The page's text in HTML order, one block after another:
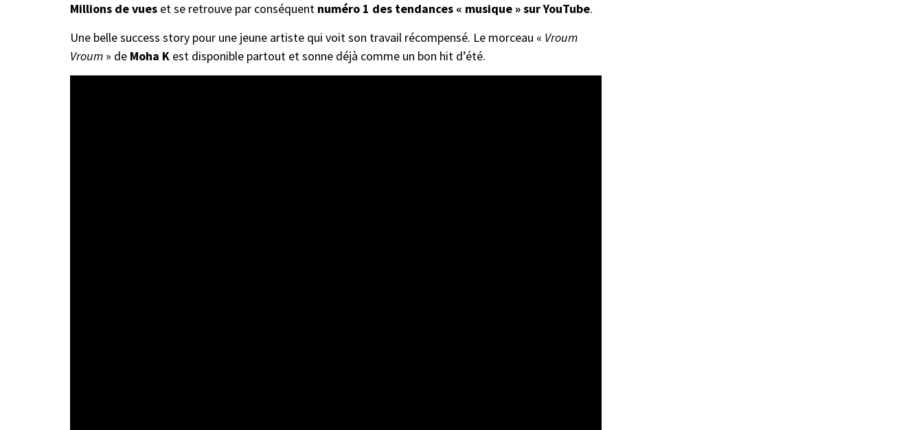
Millions de vues et se retrouve par conséquent numéro 1 des tendances « musique » sur YouTube.
Une belle success story pour une jeune artiste qui voit son travail récompensé. Le morceau « Vroum
Vroum » de Moha K est disponible partout et sonne déjà comme un bon hit d’été.